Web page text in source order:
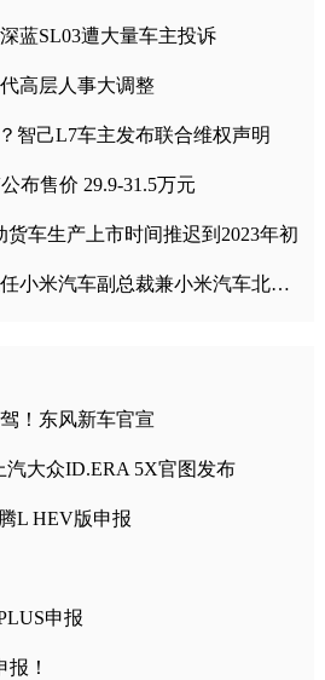
蓝SL03遭大量车主投诉
高层人事大调整
智己L7车主发布联合维权声明
布售价 29.9-31.5万元
货车生产上市时间推迟到2023年初
小米集团任命于立国担任小米汽车副总裁兼小米汽车北京总部政委
！东风新车官宣
大众ID.ERA 5X官图发布
L HEV版申报
申报
！